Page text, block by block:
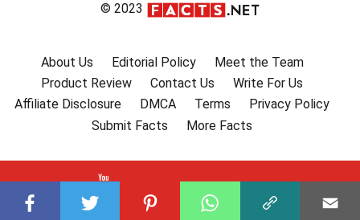
© 2023
About Us Editorial Policy
Meet the Team
Product Review
Contact Us
Write For Us
Affiliate Disclosure
DMCA Terms
Privacy Policy
Submit Facts
More Facts
Subscribe to our channel